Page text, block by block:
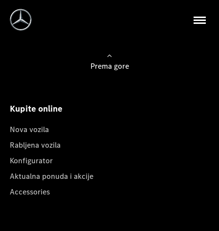
Prema gore
Kupite online
Nova vozila
Rabljena vozila
Konfigurator
Aktualna ponuda i akcije
Accessories